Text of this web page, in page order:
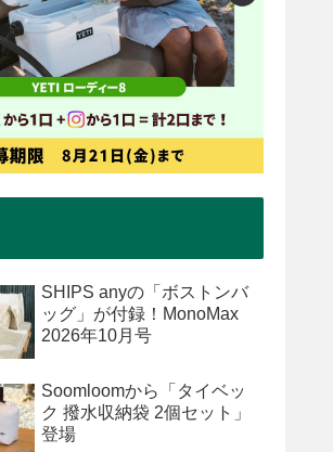
SHIPS anyの「ボストンバ
ッグ」が付録！MonoMax
2026年10月号
Soomloomから「タイベッ
ク 撥水収納袋 2個セット」
登場